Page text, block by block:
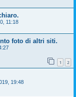
11:18
foto di altri siti.
1 2
19:48